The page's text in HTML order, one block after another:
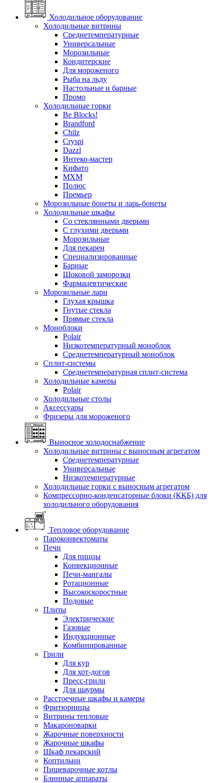
Холодильное оборудование
Холодильные витрины
Среднетемпературные
Универсальные
Морозильные
Кондитерские
Для мороженого
Рыба на льду
Настольные и барные
Промо
Холодильные горки
Be Blocks!
Brandford
Chilz
Cryspi
Dazzl
Интеко-мастер
Кифато
МХМ
Полюс
Премьер
Морозильные бонеты и ларь-бонеты
Холодильные шкафы
Со стеклянными дверьми
С глухими дверьми
Морозильные
Для пекарен
Специализированные
Барные
Шоковой заморозки
Фармацевтические
Морозильные лари
Глухая крышка
Гнутые стекла
Прямые стекла
Моноблоки
Polair
Низкотемпературный моноблок
Среднетемпературный моноблок
Сплит-системы
Среднетемпературная сплит-система
Холодильные камеры
Polair
Холодильные столы
Аксессуары
Фризеры для мороженого
Выносное холодоснабжение
Холодильные витрины с выносным агрегатом
Среднетемпературные
Универсальные
Низкотемпературные
Холодильные горки с выносным агрегатом
Компрессорно-конденсаторные блоки (ККБ) для
холодильного оборудования
Тепловое оборудование
Пароконвектоматы
Печи
Для пиццы
Конвекционные
Печи-мангалы
Ротационные
Высокоскоростные
Подовые
Плиты
Электрические
Газовые
Индукционные
Комбинированные
Грили
Для кур
Для хот-догов
Пресс-грили
Для шаурмы
Расстоечные шкафы и камеры
Фритюрницы
Витрины тепловые
Макароноварки
Жарочные поверхности
Жарочные шкафы
Шкаф пекарский
Коптильни
Пищеварочные котлы
Блинные аппараты